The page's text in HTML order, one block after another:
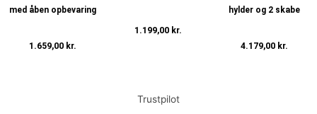
med åben opbevaring
1.659,00 kr.
1.199,00 kr.
hylder og 2 skabe
4.179,00 kr.
Trustpilot